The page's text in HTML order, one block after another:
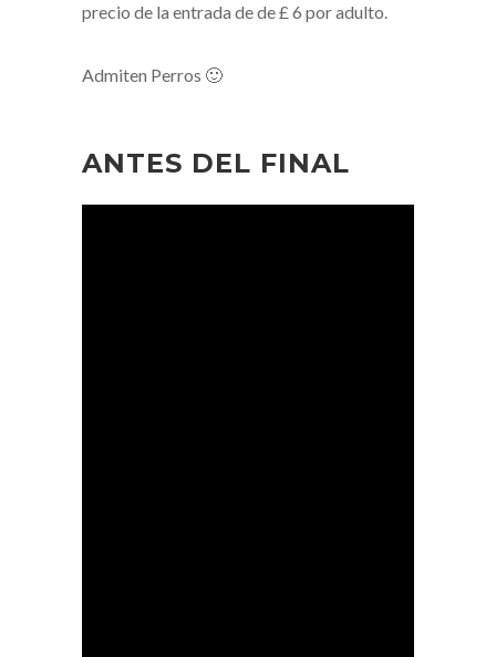
precio de la entrada de de £ 6 por adulto.
Admiten Perros 🙂
ANTES DEL FINAL